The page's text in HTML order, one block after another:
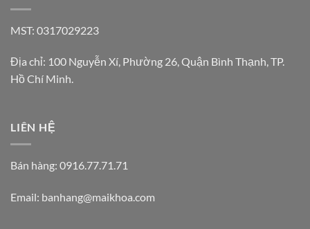
MST: 0317029223
Địa chỉ: 100 Nguyễn Xí, Phường 26, Quận Bình Thạnh, TP.
Hồ Chí Minh.
LIÊN HỆ
Bán hàng: 0916.77.71.71
Email: banhang@maikhoa.com